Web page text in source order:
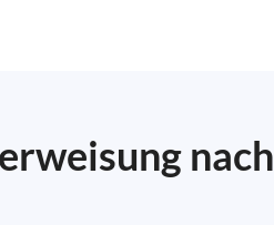
nach